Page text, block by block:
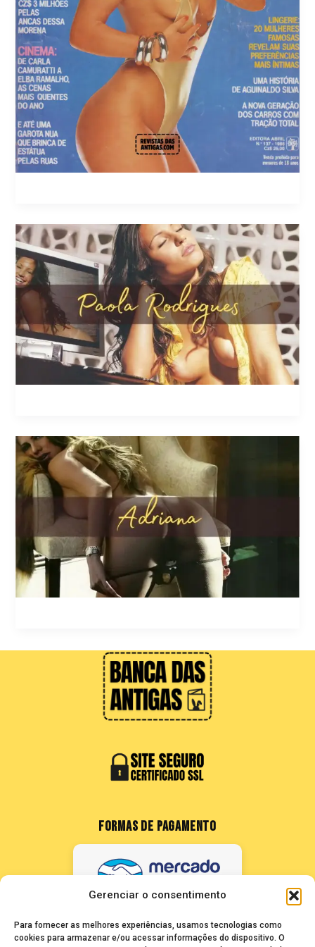
Gerenciar o consentimento
Para fornecer as melhores experiências, usamos tecnologias como
cookies para armazenar e/ou acessar informações do dispositivo. O
FORMAS DE PAGAMENTO